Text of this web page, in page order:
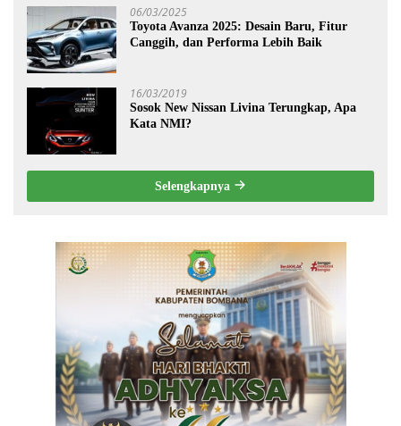
06/03/2025
Toyota Avanza 2025: Desain Baru, Fitur
Canggih, dan Performa Lebih Baik
16/03/2019
Sosok New Nissan Livina Terungkap, Apa
Kata NMI?
Selengkapnya